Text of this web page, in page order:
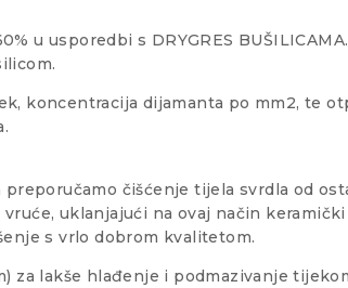
u usporedbi s DRYGRES BUŠILICAMA.
koncentracija dijamanta po mm2, te
preporučamo čišćenje tijela svrdla od
uklanjajući na ovaj način
s vrlo dobrom kvalitetom.
za lakše hlađenje i podmazivanje